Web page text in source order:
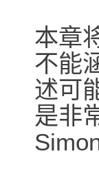
本章
不能
述可
是非